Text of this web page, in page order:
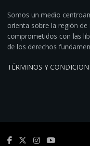
Somos un medio
orienta sobre la región
comprometidos con las
de los derechos
TÉRMINOS Y